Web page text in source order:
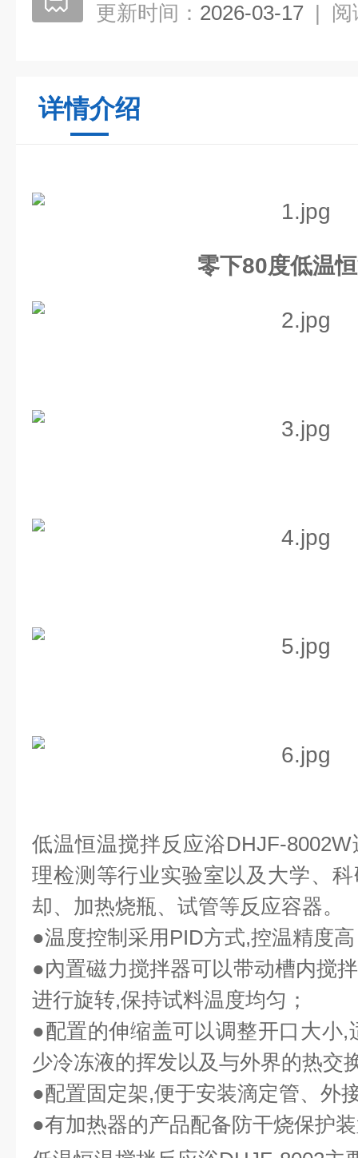
更新时间： 2026-03-17 | 阅
详情介绍
零下80度低温
低温恒温搅拌反应浴DHJF-
理检测等行业实验室以及大学、
却、加热烧瓶、试管等反应容器。
●温度控制采用 PID方式,控温精度
●內置磁力搅拌器可以带动槽内搅
进行旋转,保持试料温度均匀；
●配置的伸缩盖可以调整开口大小,
少冷冻液的挥发以及与外界的热交
●配置固定架,便于安装滴定管、外
●有加热器的产品配备防干烧保护